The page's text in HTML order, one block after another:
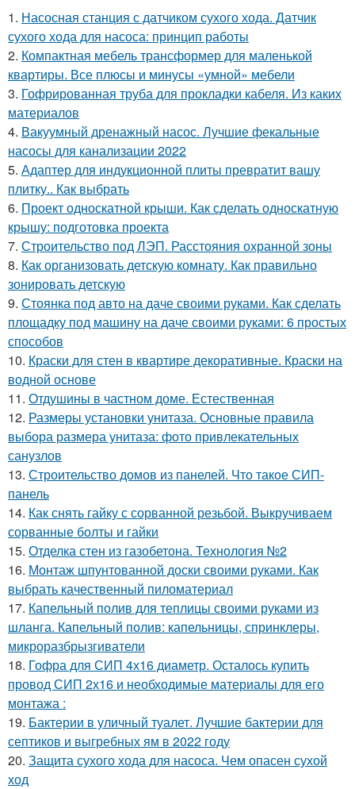
1. Насосная станция с датчиком сухого хода. Датчик
сухого хода для насоса: принцип работы
2. Компактная мебель трансформер для маленькой
квартиры. Все плюсы и минусы «умной» мебели
3. Гофрированная труба для прокладки кабеля. Из каких
материалов
4. Вакуумный дренажный насос. Лучшие фекальные
насосы для канализации 2022
5. Адаптер для индукционной плиты превратит вашу
плитку.. Как выбрать
6. Проект односкатной крыши. Как сделать односкатную
крышу: подготовка проекта
7. Строительство под ЛЭП. Расстояния охранной зоны
8. Как организовать детскую комнату. Как правильно
зонировать детскую
9. Стоянка под авто на даче своими руками. Как сделать
площадку под машину на даче своими руками: 6 простых
способов
10. Краски для стен в квартире декоративные. Краски на
водной основе
11. Отдушины в частном доме. Естественная
12. Размеры установки унитаза. Основные правила
выбора размера унитаза: фото привлекательных
санузлов
13. Строительство домов из панелей. Что такое СИП-
панель
14. Как снять гайку с сорванной резьбой. Выкручиваем
сорванные болты и гайки
15. Отделка стен из газобетона. Технология №2
16. Монтаж шпунтованной доски своими руками. Как
выбрать качественный пиломатериал
17. Капельный полив для теплицы своими руками из
шланга. Капельный полив: капельницы, спринклеры,
микроразбрызгиватели
18. Гофра для СИП 4х16 диаметр. Осталось купить
провод СИП 2х16 и необходимые материалы для его
монтажа :
19. Бактерии в уличный туалет. Лучшие бактерии для
септиков и выгребных ям в 2022 году
20. Защита сухого хода для насоса. Чем опасен сухой
ход